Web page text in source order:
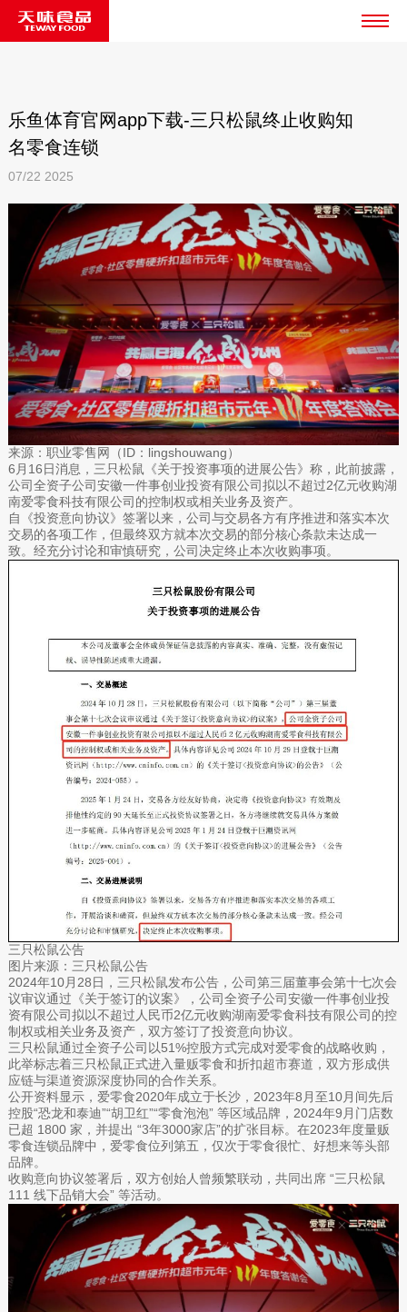
乐鱼体育官网app下载-三只松鼠终止收购知
名零食连锁
07/22 2025
来源：职业零售网（ID：lingshouwang）
6月16日消息，三只松鼠《关于投资事项的进展公告》称，此前披露，
公司全资子公司安徽一件事创业投资有限公司拟以不超过2亿元收购湖
南爱零食科技有限公司的控制权或相关业务及资产。
自《投资意向协议》签署以来，公司与交易各方有序推进和落实本次
交易的各项工作，但最终双方就本次交易的部分核心条款未达成一
致。经充分讨论和审慎研究，公司决定终止本次收购事项。
三只松鼠公告
图片来源：三只松鼠公告
2024年10月28日，三只松鼠发布公告，公司第三届董事会第十七次会
议审议通过《关于签订的议案》，公司全资子公司安徽一件事创业投
资有限公司拟以不超过人民币2亿元收购湖南爱零食科技有限公司的控
制权或相关业务及资产，双方签订了投资意向协议。
三只松鼠通过全资子公司以51%控股方式完成对爱零食的战略收购，
此举标志着三只松鼠正式进入量贩零食和折扣超市赛道，双方形成供
应链与渠道资源深度协同的合作关系。
公开资料显示，爱零食2020年成立于长沙，2023年8月至10月间先后
控股“恐龙和泰迪”“胡卫红”“零食泡泡” 等区域品牌，2024年9月门店数
已超 1800 家，并提出 “3年3000家店”的扩张目标。在2023年度量贩
零食连锁品牌中，爱零食位列第五，仅次于零食很忙、好想来等头部
品牌。
收购意向协议签署后，双方创始人曾频繁联动，共同出席 “三只松鼠
111 线下品销大会” 等活动。